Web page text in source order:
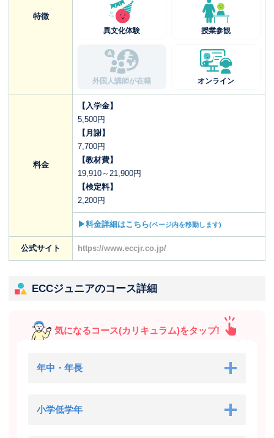
特徴
異文化体験 授業参観
外国人講師が在籍 オンライン
料金
【入学金】
5,500円
【月謝】
7,700円
【教材費】
19,910～21,900円
【検定料】
2,200円
▶料金詳細はこちら(ページ内を移動します)
公式サイト https://www.eccjr.co.jp/
ECCジュニアのコース詳細
気になるコース(カリキュラム)をタップ!
年中・年長
小学低学年